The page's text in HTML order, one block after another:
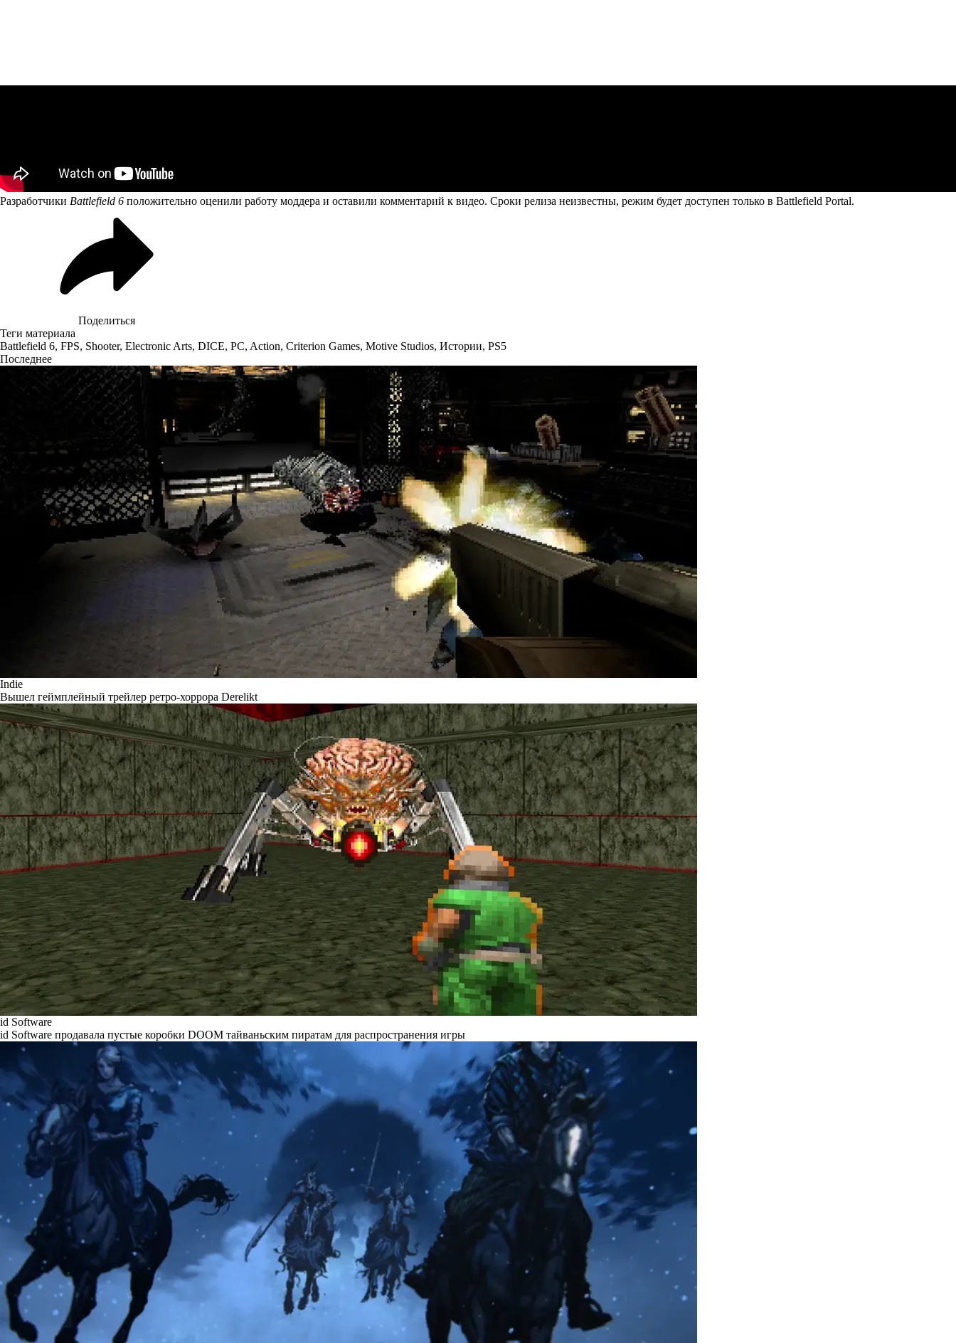
Разработчики Battlefield 6 положительно оценили работу моддера и оставили комментарий к видео. Сроки релиза неизвестны, режим будет доступен только в Battlefield Portal.
Поделиться
Теги материала
Battlefield 6, FPS, Shooter, Electronic Arts, DICE, PC, Action, Criterion Games, Motive Studios, Истории, PS5
Последнее
Indie
Вышел геймплейный трейлер ретро-хоррора Derelikt
id Software
id Software продавала пустые коробки DOOM тайваньским пиратам для распространения игры